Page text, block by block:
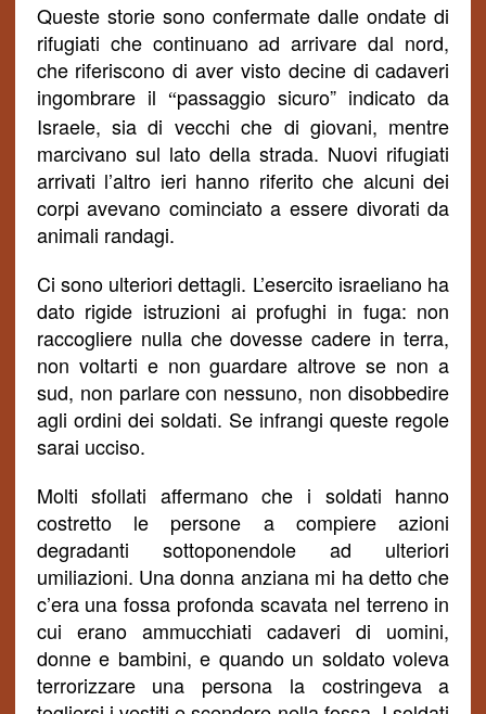
Queste storie sono confermate dalle ondate di
rifugiati che continuano ad arrivare dal nord,
che riferiscono di aver visto decine di cadaveri
ingombrare il “passaggio sicuro” indicato da
Israele, sia di vecchi che di giovani, mentre
marcivano sul lato della strada. Nuovi rifugiati
arrivati l’altro ieri hanno riferito che alcuni dei
corpi avevano cominciato a essere divorati da
animali randagi.
Ci sono ulteriori dettagli. L’esercito israeliano ha
dato rigide istruzioni ai profughi in fuga: non
raccogliere nulla che dovesse cadere in terra,
non voltarti e non guardare altrove se non a
sud, non parlare con nessuno, non disobbedire
agli ordini dei soldati. Se infrangi queste regole
sarai ucciso.
Molti sfollati affermano che i soldati hanno
costretto le persone a compiere azioni
degradanti sottoponendole ad ulteriori
umiliazioni. Una donna anziana mi ha detto che
c’era una fossa profonda scavata nel terreno in
cui erano ammucchiati cadaveri di uomini,
donne e bambini, e quando un soldato voleva
terrorizzare una persona la costringeva a